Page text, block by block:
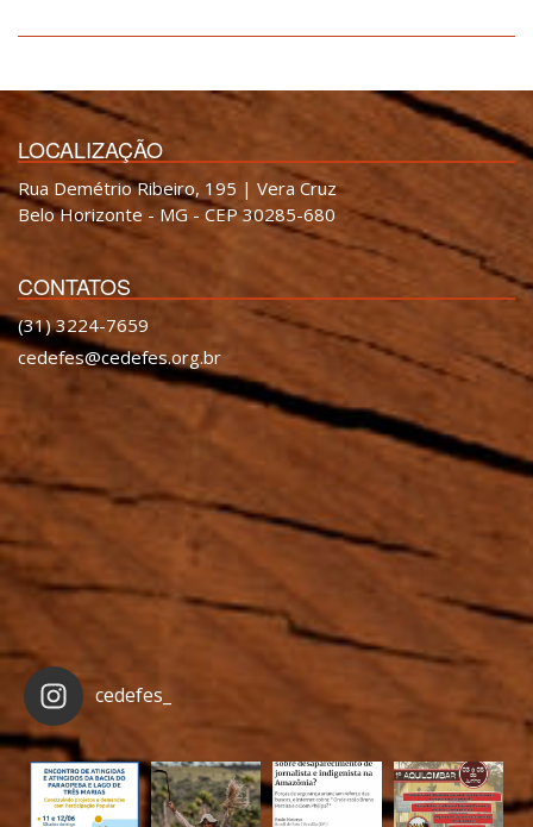
LOCALIZAÇÃO
Rua Demétrio Ribeiro, 195 | Vera Cruz
Belo Horizonte - MG - CEP 30285-680
CONTATOS
(31) 3224-7659
cedefes@cedefes.org.br
cedefes_